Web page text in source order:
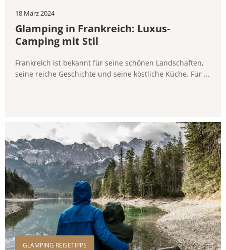
18 März 2024
Glamping in Frankreich: Luxus-
Camping mit Stil
Frankreich ist bekannt für seine schönen Landschaften,
seine reiche Geschichte und seine köstliche Küche. Für ...
GLAMPING REISETIPPS